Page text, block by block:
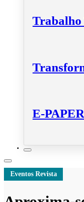
E-
Eventos Revista